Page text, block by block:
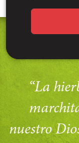
“La
nuestro